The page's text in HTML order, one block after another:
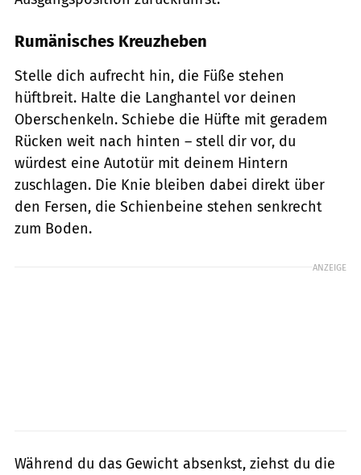
Rumänisches Kreuzheben
Stelle dich aufrecht hin, die Füße stehen
hüftbreit. Halte die Langhantel vor deinen
Oberschenkeln. Schiebe die Hüfte mit geradem
Rücken weit nach hinten – stell dir vor, du
würdest eine Autotür mit deinem Hintern
zuschlagen. Die Knie bleiben dabei direkt über
den Fersen, die Schienbeine stehen senkrecht
zum Boden.
ANZEIGE
Während du das Gewicht absenkst, ziehst du die